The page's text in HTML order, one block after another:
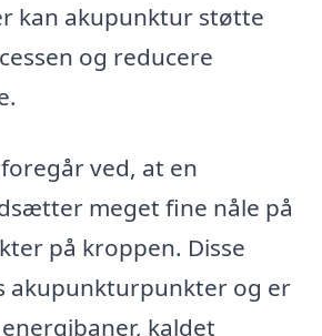
kan akupunktur støtte
og reducere
ved, at en
meget fine nåle på
på kroppen. Disse
akupunkturpunkter og er
kaldet